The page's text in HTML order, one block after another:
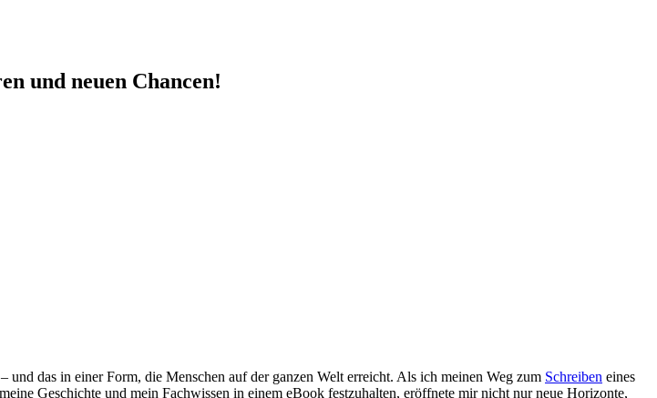
und neuen Chancen!
das in einer Form, die Menschen auf der ganzen Welt erreicht. Als ich meinen‌ Weg zum Schreiben eines
Geschichte und ⁤mein Fachwissen⁣ in einem eBook festzuhalten, eröffnete mir nicht nur ⁢neue Horizonte,